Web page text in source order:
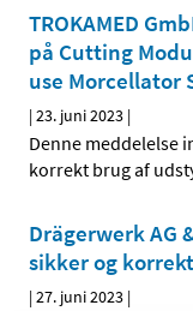
TROKAMED
på Cutting
use Morcellator
|23. juni 2023 |
Denne meddelelse
korrekt brug af
Drägerwerk AG
sikker og
|27. juni 2023 |